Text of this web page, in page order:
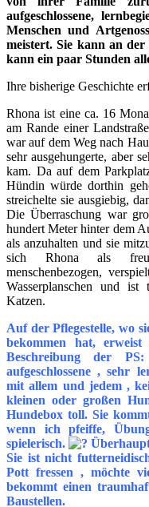
aufgeschlossene,
Menschen und
meistert. Sie kann an
kann ein paar Stunden
Ihre bisherige Geschichte
Rhona ist eine ca. 16
am Rande einer
war auf dem Weg nach
sehr ausgehungerte, aber
kam. Da auf dem
Hündin würde dorthin
streichelte sie ausgiebig,
Die Überraschung war
hundert Meter hinter dem
als anzuhalten und sie
sich Rhona als
menschenbezogen,
Wasserplanschen und
Katzen.
Auf der Pflegestelle, wo
bekommen hat,
Beschreibung der
aufgeschlossene , sehr
mit allem und jedem ,
kleinen oder großen
Hundebox toll. Sie
wenn ich pfeiffe,
spielerisch.
Sie ist nicht
Pott fressen , möchte
bekommt einen
Baustellen.